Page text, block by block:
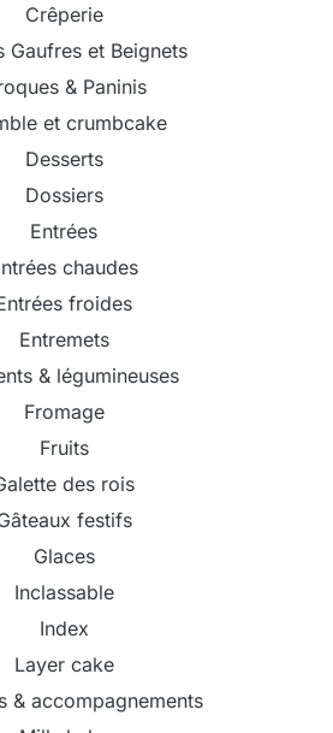
Crêperie
Gaufres et Beignets
& Paninis
et crumbcake
Desserts
Dossiers
Entrées
chaudes
froides
Entremets
& légumineuses
Fromage
Fruits
des rois
festifs
Glaces
Inclassable
Index
Layer cake
& accompagnements